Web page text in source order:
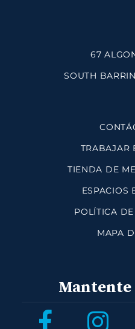
67
SOUTH
TRABAJAR
TIENDA DE
ESPACIOS
POLÍTICA
MAPA
Mantente